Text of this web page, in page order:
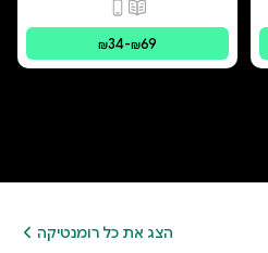
מודפס, דיגיטליפורמטים זמינים
₪34-₪69
הצג את כל רומנטיקה